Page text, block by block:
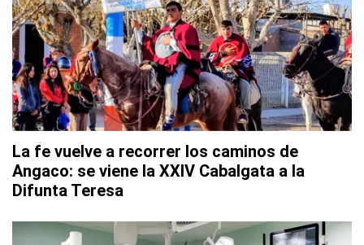
La fe vuelve a recorrer los caminos de
Angaco: se viene la XXIV Cabalgata a la
Difunta Teresa